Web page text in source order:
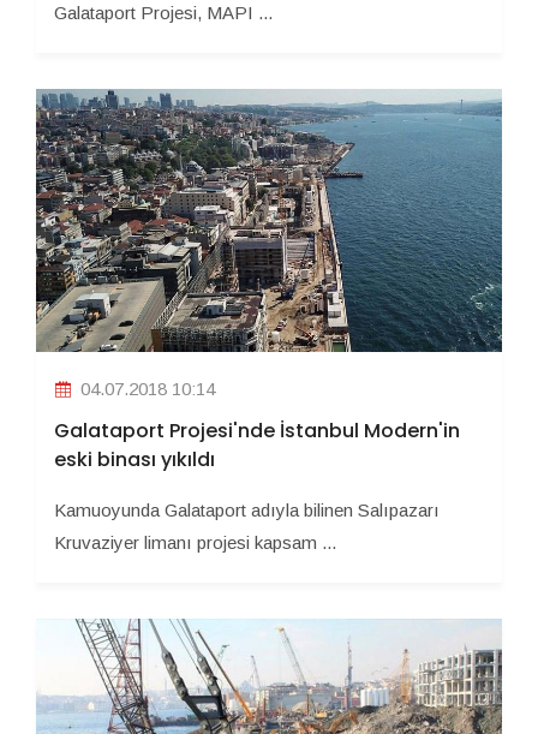
Galataport Projesi, MAPI ...
04.07.2018 10:14
Galataport Projesi'nde İstanbul Modern'in
eski binası yıkıldı
Kamuoyunda Galataport adıyla bilinen Salıpazarı
Kruvaziyer limanı projesi kapsam ...